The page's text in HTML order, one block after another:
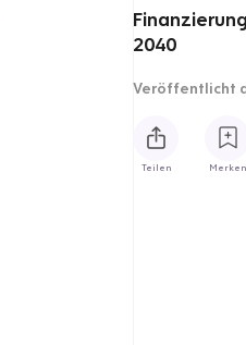
2040
Veröffentlicht
Teilen Merken